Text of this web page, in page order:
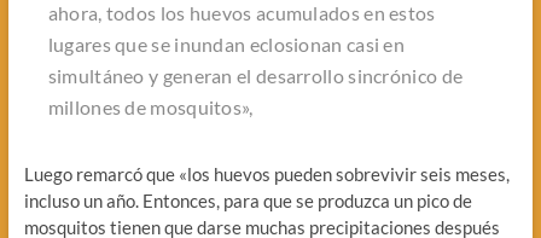
ahora, todos los huevos acumulados en estos
lugares que se inundan eclosionan casi en
simultáneo y generan el desarrollo sincrónico de
millones de mosquitos»,
Luego remarcó que «los huevos pueden sobrevivir seis meses,
incluso un año. Entonces, para que se produzca un pico de
mosquitos tienen que darse muchas precipitaciones después